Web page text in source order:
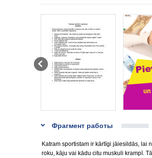
Фрагмент работы
Katram sportistam ir kārtīgi jāiesildās, lai
roku, kāju vai kādu citu muskuli krampī.